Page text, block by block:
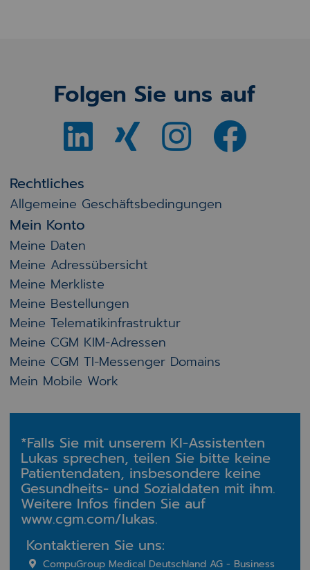
Folgen Sie uns auf
Rechtliches
Allgemeine Geschäftsbedingungen
Mein Konto
Meine Daten
Meine Adressübersicht
Meine Merkliste
Meine Bestellungen
Meine Telematikinfrastruktur
Meine CGM KIM-Adressen
Meine CGM TI-Messenger Domains
Mein Mobile Work
*Falls Sie mit unserem KI-Assistenten
Lukas sprechen, teilen Sie bitte keine
Patientendaten, insbesondere keine
Gesundheits- und Sozialdaten mit ihm.
Weitere Infos finden Sie auf
www.cgm.com/lukas.
Kontaktieren Sie uns:
CompuGroup Medical Deutschland AG - Business